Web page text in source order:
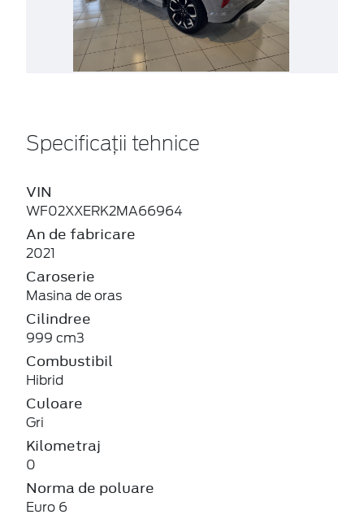
Specificații tehnice
VIN
WF02XXERK2MA66964
An de fabricare
2021
Caroserie
Masina de oras
Cilindree
999 cm3
Combustibil
Hibrid
Culoare
Gri
Kilometraj
0
Norma de poluare
Euro 6